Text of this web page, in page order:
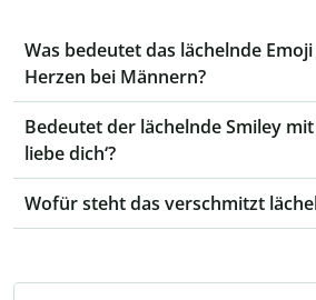
Was bedeutet das lächelnde
Herzen bei Männern?
Bedeutet der lächelnde Smiley mit
liebe dich‘?
Wofür steht das verschmitzt